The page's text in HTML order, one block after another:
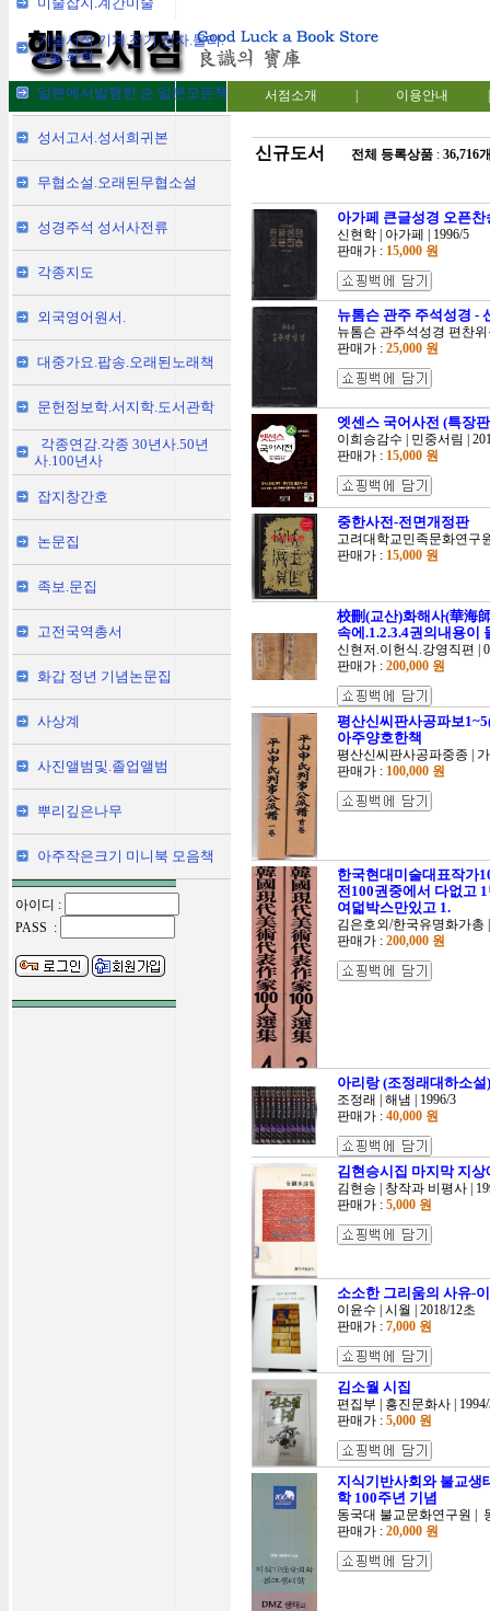
서점소개 이용안내
기술서적.기계.전기.전자.물리.
생물.화학
일본에서발행한 순 일본모든책
성서고서.성서희귀본
무협소설.오래된무협소설
성경주석 성서사전류
각종지도
외국영어원서.
대중가요.팝송.오래된노래책
문헌정보학.서지학.도서관학
각종연감.각종 30년사.50년
사.100년사
잡지창간호
논문집
족보.문집
고전국역총서
화갑 정년 기념논문집
사상계
사진앨범및.졸업앨범
뿌리깊은나무
아주작은크기 미니북 모음책
아이디 :
PASS :
신규도서 전체 등록상품: 36,716
아가페 큰글성경 오픈
신현학 | 아가페 | 1996/5
판매가 : 15,000 원
뉴톰슨 관주 주석성경 -
뉴톰슨 관주석성경 편찬
판매가 : 25,000 원
엣센스 국어사전 (특장
이희승감수 | 민중서림 |
판매가 : 15,000 원
중한사전-전면개정판
고려대학교민족문화연구
판매가 : 15,000 원
校刪(교산)화해사(華海
속에.1.2.3.4권의내용이
신현저.이헌식.강영직편 | 0
판매가 : 200,000 원
평산신씨판사공파보
아주양호한책
평산신씨판사공파중종 |
판매가 : 100,000 원
한국현대미술대표작가
전100권중에서 다없고
여덟박스만있고 1.
김은호외/한국유명화가총
판매가 : 200,000 원
아리랑 (조정래대하소
조정래 | 해냄 | 1996/3
판매가 : 40,000 원
김현승시집 마지막 지상
김현승 | 창작과 비평사 |
판매가 : 5,000 원
소소한 그리움의 사유-
이윤수 | 시월 | 2018/12초
판매가 : 7,000 원
김소월 시집
편집부 | 흥진문화사 |
판매가 : 5,000 원
지식기반사회와 불교생
학 100주년 기념
동국대 불교문화연구원 |
판매가 : 20,000 원